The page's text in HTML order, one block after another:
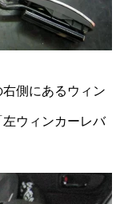
側にあるウィン
ウィンカーレバ